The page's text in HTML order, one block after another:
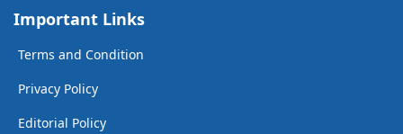
Important Links
Terms and Condition
Privacy Policy
Editorial Policy